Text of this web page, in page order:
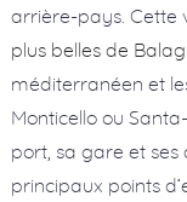
arrière-pays. Cette
plus belles de
méditerranéen et
Monticello ou
port, sa gare et ses
principaux points